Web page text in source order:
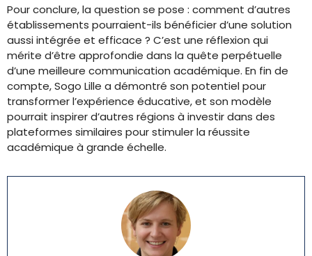
Pour conclure, la question se pose : comment d’autres
établissements pourraient-ils bénéficier d’une solution
aussi intégrée et efficace ? C’est une réflexion qui
mérite d’être approfondie dans la quête perpétuelle
d’une meilleure communication académique. En fin de
compte, Sogo Lille a démontré son potentiel pour
transformer l’expérience éducative, et son modèle
pourrait inspirer d’autres régions à investir dans des
plateformes similaires pour stimuler la réussite
académique à grande échelle.